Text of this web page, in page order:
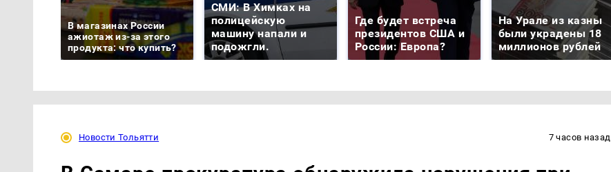
В магазинах России
ажиотаж из-за этого
продукта: что купить?
СМИ: В Химках на
полицейскую
машину напали и
подожгли.
Где будет встреча
президентов США и
России: Европа?
На Урале из казны
были украдены 18
миллионов рублей
Новости Тольятти 7 часов назад